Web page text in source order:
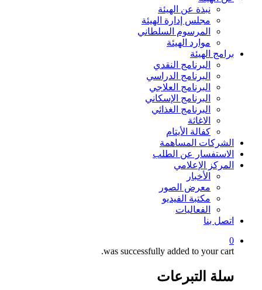
نبذة عن الهيئة
مجلس إدارة الهيئة
المرسوم السلطاني
موارد الهيئة
برامج الهيئة
البرنامج النقدي
البرنامج الدراسي
البرنامج العلاجي
البرنامج الإسكاني
البرنامج الغذائي
الاغاثة
كفالة الأيتام
الشركات المساهمة
الاستفسار عن الطلب
المركز الإعلامي
الأخبار
معرض الصور
مكتبة الفيديو
الفعاليات
اتصل بنا
0
was successfully added to your cart.
سلة التبرعات